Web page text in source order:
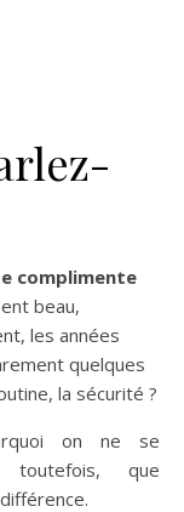
complimente
beau,
les années
quelques
la sécurité ?
on ne se
toutefois, que